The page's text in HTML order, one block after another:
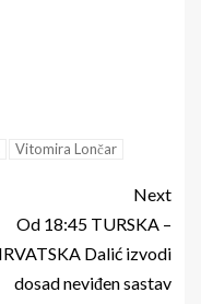
Vitomira Lončar
Next
Od 18:45 TURSKA –
Dalić izvodi
dosad neviđen sastav